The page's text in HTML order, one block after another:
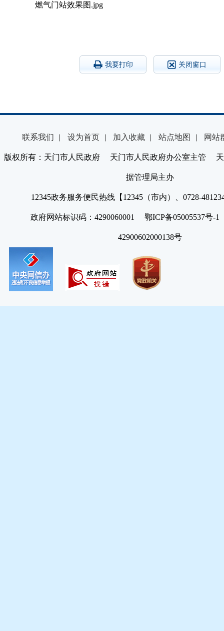
燃气门站效果图.jpg
我要打印 关闭窗口
联系我们 | 设为首页 | 加入收藏 | 站点地图 | 网站
版权所有：天门市人民政府 天门市人民政府办公室主管 天
据管理局主办
12345政务服务便民热线【12345（市内）、0728-
政府网站标识码：4290060001 鄂ICP备05005537号
42900602000138号